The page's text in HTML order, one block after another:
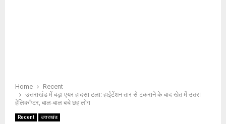
Home
Recent
उत्तराखंड में बड़ा एयर हादसा टला: हाईटेंशन तार से टकराने के बाद खेत में उतरा
हेलिकॉप्टर, बाल-बाल बचे छह लोग
Recent उत्तराखंड